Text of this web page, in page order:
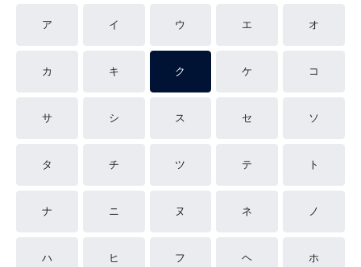
ア イ ウ エ オ
カ キ ク ケ コ
サ シ ス セ ソ
タ チ ツ テ ト
ナ ニ ヌ ネ ノ
ハ ヒ フ ヘ ホ